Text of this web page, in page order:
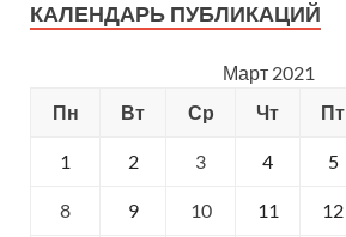
КАЛЕНДАРЬ ПУБЛИКАЦИЙ
Март 2021
Пн
Вт Ср Чт Пт
1 2 3 4 5
8 9 10 11 12